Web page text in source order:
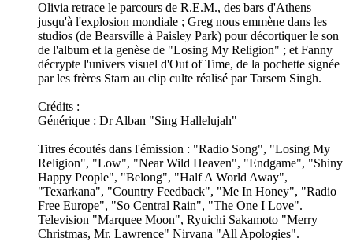
Olivia retrace le parcours de R.E.M., des bars d'Athens
jusqu'à l'explosion mondiale ; Greg nous emmène dans les
studios (de Bearsville à Paisley Park) pour décortiquer le son
de l'album et la genèse de "Losing My Religion" ; et Fanny
décrypte l'univers visuel d'Out of Time, de la pochette signée
par les frères Starn au clip culte réalisé par Tarsem Singh.
Crédits :
Générique : Dr Alban "Sing Hallelujah"
Titres écoutés dans l'émission : "Radio Song", "Losing My
Religion", "Low", "Near Wild Heaven", "Endgame", "Shiny
Happy People", "Belong", "Half A World Away",
"Texarkana", "Country Feedback", "Me In Honey", "Radio
Free Europe", "So Central Rain", "The One I Love".
Television "Marquee Moon", Ryuichi Sakamoto "Merry
Christmas, Mr. Lawrence" Nirvana "All Apologies".